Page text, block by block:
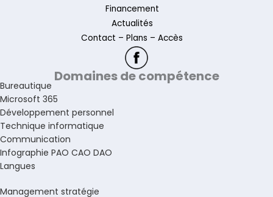
Financement
Actualités
Contact – Plans – Accès
Domaines de compétence
Bureautique
Microsoft 365
Développement personnel
Technique informatique
Communication
Infographie PAO CAO DAO
Langues
Management stratégie